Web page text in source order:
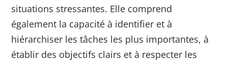
situations stressantes. Elle comprend
également la capacité à identifier et à
hiérarchiser les tâches les plus importantes, à
établir des objectifs clairs et à respecter les